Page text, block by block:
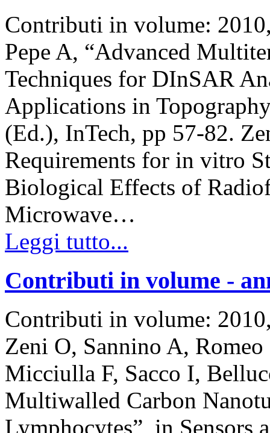
Contributi in volume:
Pepe A, “Advanced
Techniques for DInSAR
Applications in
(Ed.), InTech, pp 57-82.
Requirements for in vitro
Biological Effects of
Microwave…
Leggi tutto...
Contributi in volume -
Contributi in volume:
Zeni O, Sannino A,
Micciulla F, Sacco I,
Multiwalled Carbon
Lymphocytes”, in Sensors